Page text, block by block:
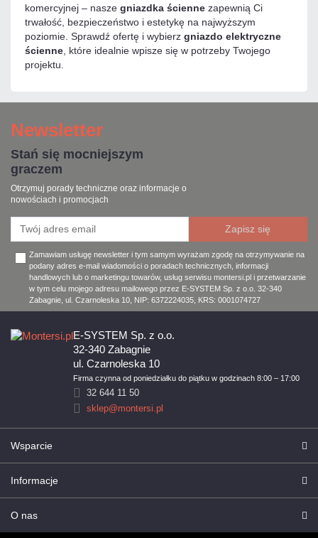
komercyjnej – nasze gniazdka ścienne zapewnią Ci
trwałość, bezpieczeństwo i estetykę na najwyższym
poziomie. Sprawdź ofertę i wybierz gniazdo elektryczne
ścienne , które idealnie wpisze się w potrzeby Twojego
projektu.
Newsletter
Stań się mocniejszym
graczem
Otrzymuj porady techniczne oraz informacje o
nowościach i promocjach
Zamawiam usługę newsletter i tym samym wyrażam zgodę na otrzymywanie na
podany adres e-mail wiadomości o poradach technicznych, informacji
handlowych lub o marketingu towarów, usług serwisu montersi.pl i przetwarzanie
w tym celu mojego adresu mailowego przez E-SYSTEM Sp. z o.o. 32-340
Zabagnie, ul. Czarnoleska 10, NIP: 6372224035, KRS: 0001074727
Firma czynna od poniedziałku do piątku w godzinach 8:00 – 17:00
E-SYSTEM Sp. z o.o.
32-340 Zabagnie
ul. Czarnoleska 10
32 644 11 50
sklep@montersi.pl
Wsparcie
Informacje
O nas